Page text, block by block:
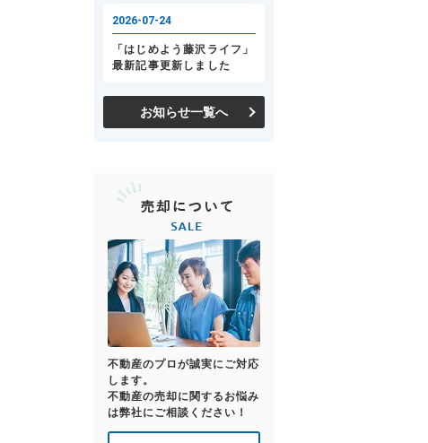
お知らせ一覧へ
不動産のプロが誠実にご対応
します。
不動産の売却に関するお悩み
は弊社にご相談ください！